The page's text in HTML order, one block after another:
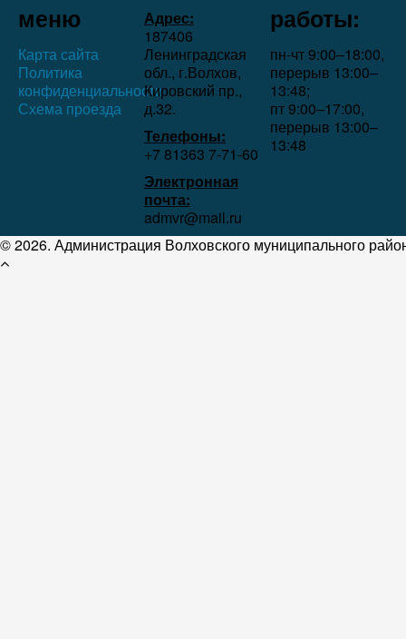
меню
Карта сайта
Политика
конфиденциальности
Схема проезда
Адрес:
187406
Ленинградская
обл., г.Волхов,
Кировский пр.,
д.32.
Телефоны:
+7 81363 7‑71-60
Электронная
почта:
admvr@mail.ru
работы:
пн-чт 9:00–18:00,
перерыв 13:00–
13:48;
пт 9:00–17:00,
перерыв 13:00–
13:48
© 2026. Администрация Волховского муниципального